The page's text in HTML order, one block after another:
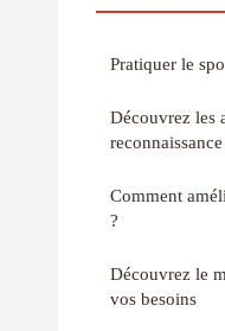
Pratiquer le
Découvrez les
Comment
?
Découvrez le
vos besoins